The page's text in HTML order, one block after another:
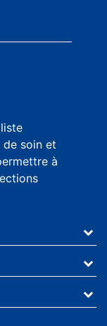
soin et
à